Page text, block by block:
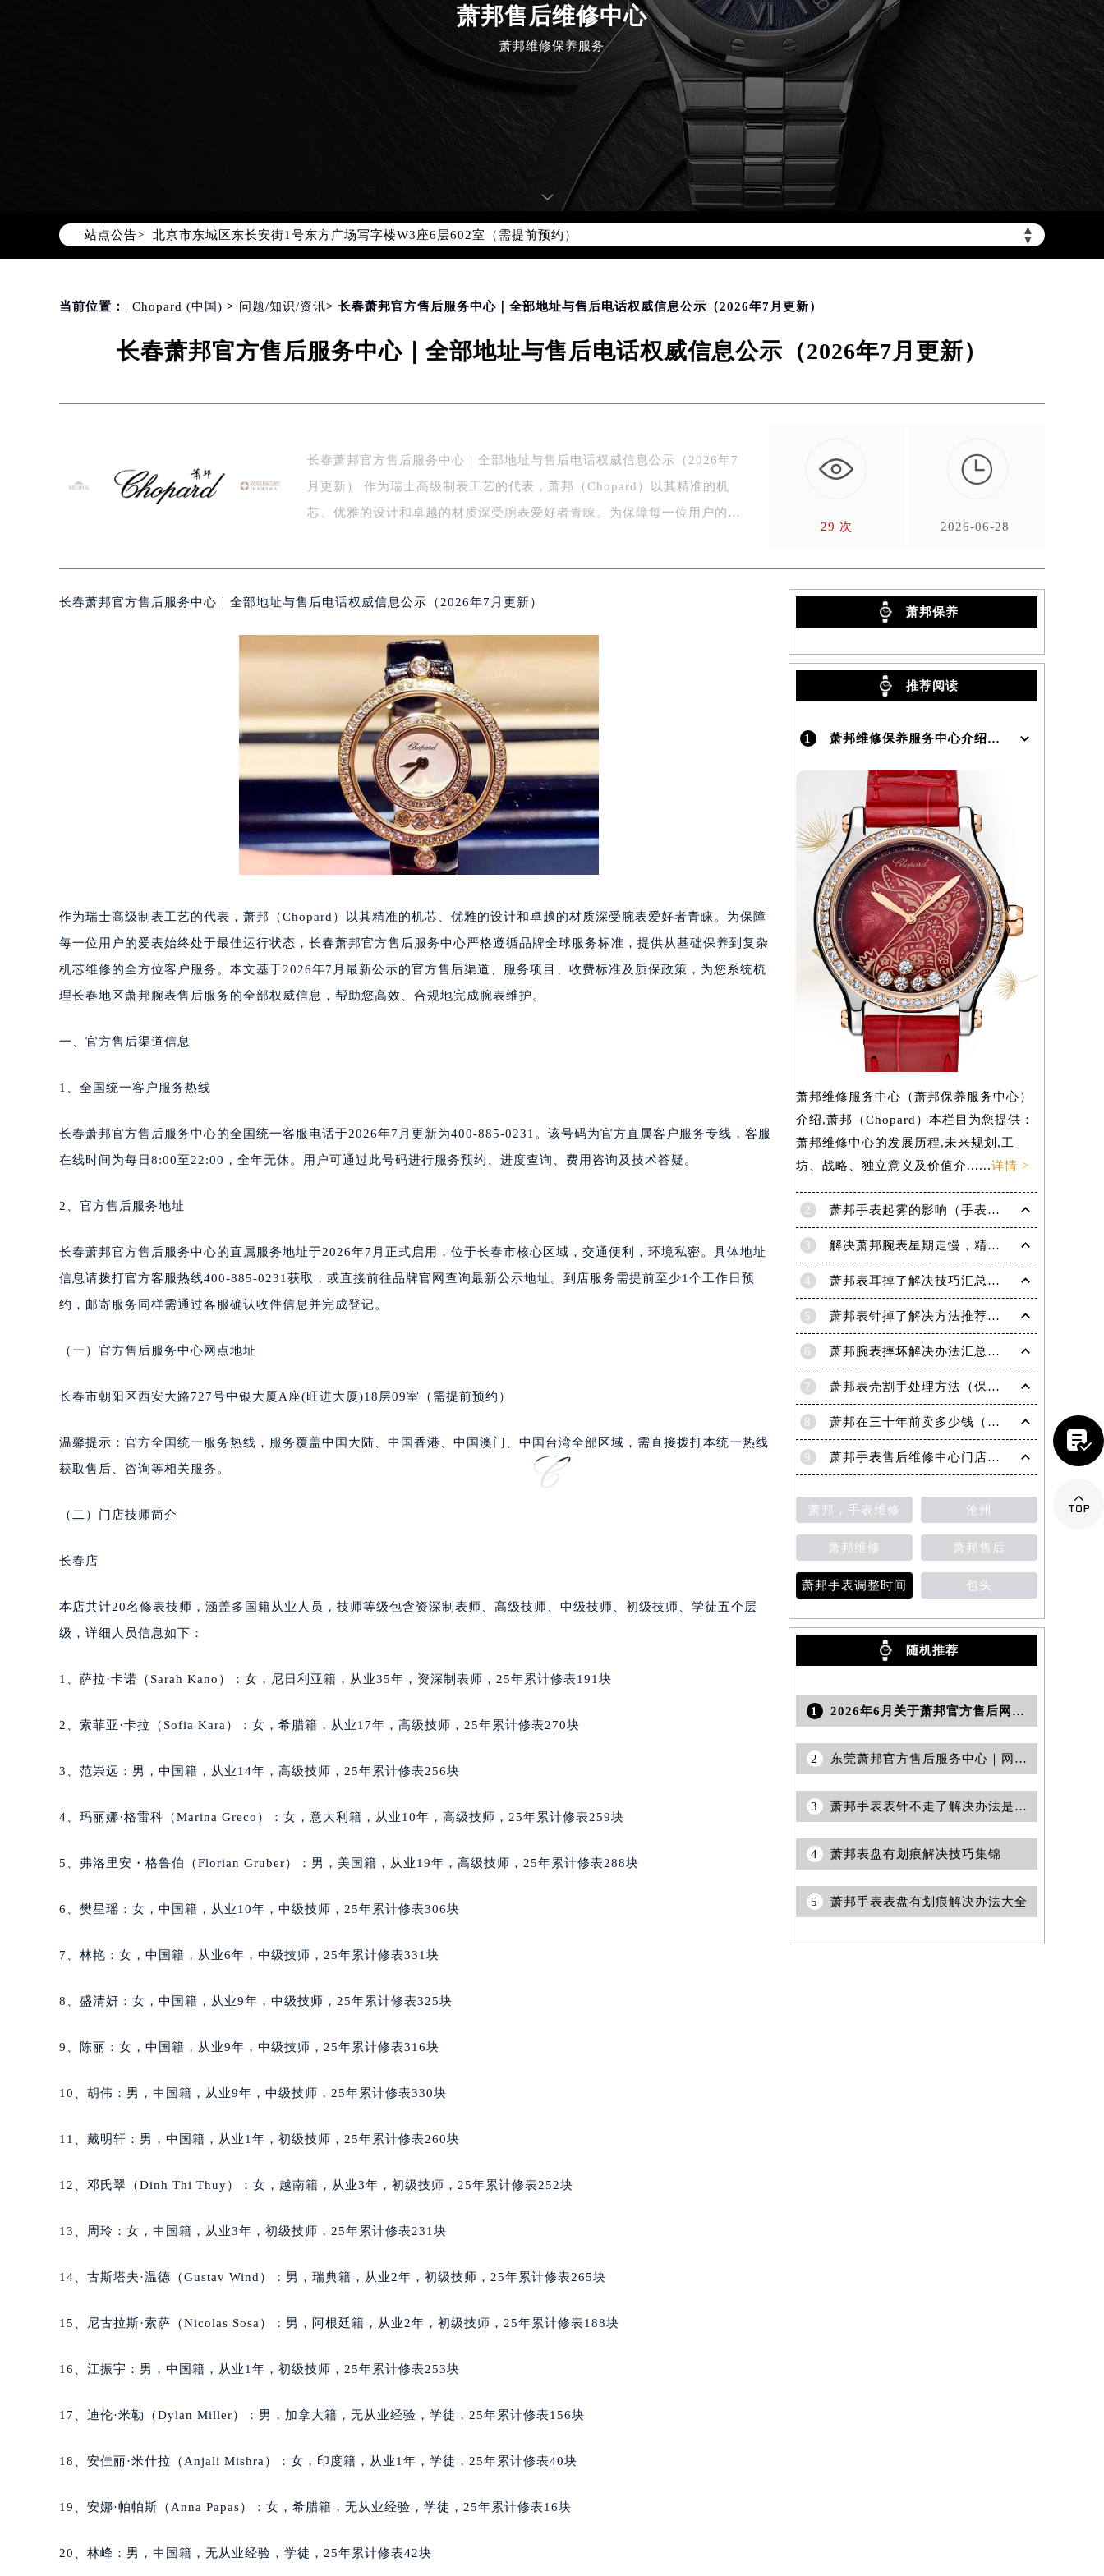
萧邦售后维修中心
萧邦维修保养服务
站点公告> ▲
▼
2026年8月萧邦全国官方售后客户服务热线：400-885-0231
萧邦官方全国统一服务热线400-885-0231，服务覆盖中国大陆、香港、澳门、台湾全部区域（非大陆需加拨“+86”）
北京市朝阳区建国门外大街甲6号华熙国际中心写字楼D座11层1102室（北京总部）（需提前预约）
北京市东城区东长安街1号东方广场写字楼W3座6层602室（需提前预约）
天津市和平区赤峰道136号天津国际金融中心写字楼26层2603室（需提前预约）
上海市黄浦区南京东路299号宏伊国际广场写字楼8层806室（需提前预约）
常州市新北区龙锦路1590号现代传媒中心写字楼5号楼10层1008室（需提前预约）
宁波市江北区大闸南路500号来福士广场办公楼20层2009室（需提前预约）
杭州市上城区钱江路1366号华润大厦写字楼A座5层503-5室（需提前预约）
金华市金东区东市南街777号金华万达广场写字楼4号楼22层2209室（需提前预约）
济南市历下区经十路11111号华润中心写字楼（万象城）15层1508室（需提前预约）
广州市越秀区环市东路371-375号世界贸易中心大厦南塔写字楼15层07室（需提前预约）
深圳市罗湖区深南东路5001号华润大厦写字楼17层1701室（需提前预约）
惠州市惠城区江北文昌一路7号华贸大厦写字楼1座30层05室（需提前预约）
厦门市思明区湖滨东路95号华润大厦写字楼B座11层1104室（需提前预约）
福州市鼓楼区五四路128-1号恒力城写字楼15层03室（需提前预约）
成都市锦江区人民东路6号SAC东原中心写字楼24层2406B室（需提前预约）
重庆市江北区观音桥步行街2号融恒时代广场写字楼9层902室（需提前预约）
长沙市芙蓉区定王台街道建湘路393号世茂环球金融中心写字楼（芙蓉广场）10层13室（需提前预约）
郑州市二七区铭功路10号华润大厦写字楼29层2905室（需提前预约）
太原市迎泽区解放路15号亨得利名表服务中心（品牌授权店）3层整层（需提前预约）
沈阳市沈河区中街路137号亨得利名表服务中心（品牌授权店）1层整层（需提前预约）
乌鲁木齐市天山区红山路26号时代广场（CCMALL）C座17层17-B（需提前预约）
温州市鹿城区锦绣路1067号置信广场10层1015室（需提前预约）
哈尔滨市道里区友谊西路600号富力中心T2座写字楼29层03室（需提前预约）
大连市中山区人民路15号国际金融大厦7层G室（需提前预约）
东莞市东城街道鸿福东路1号民盈国贸中心T1写字楼9层907室（需提前预约）
南通市崇川区工农路57号圆融广场写字楼16层1603室（需提前预约）
武汉市江汉区解放大道686号世界贸易大厦38层09室（需提前预约）
南宁市青秀区金湖路59号地王大厦12楼1224室（需提前预约）
泉州市丰泽区宝洲路729号浦西万达中心写字楼A座7楼709室（需提前预约）
烟台市芝罘区胜利路139号万达金融中心A座907室（需提前预约）
长春市朝阳区西安大路727号中银大厦A座(旺进大厦)18层09室（需提前预约）
昆明市盘龙区北京路928号同德昆明广场写字楼10层06室（需提前预约）
西安市碑林区南关正街88号华侨城长安国际中心E座6楼10室（需提前预约）
唐山市路南区新华东道100号万达广场写字楼A座10层1002室（需提前预约）
内蒙古自治区呼和浩特市玉泉区大学西街70号华润万象城写字楼（鄂尔多斯大厦）23层2326室（需提前预约）
甘肃省兰州市七里河区西津西路16号兰州中心写字楼21层2102室（需提前预约）
黑龙江省大庆市萨尔图区会战大街萧邦售后服务中心（需提前预约）
黑龙江省佳木斯市向阳区长安路萧邦售后服务中心（需提前预约）
黑龙江省牡丹江市东安区太平路萧邦售后服务中心（需提前预约）
黑龙江省齐齐哈尔市龙沙区龙华路萧邦售后服务中心（需提前预约）
黑龙江省绥化市北林区新华街与康庄路交叉口萧邦售后服务中心（需提前预约）
吉林省白城市洮北区明仁南街萧邦售后服务中心（需提前预约）
吉林省吉林市船营区河南街萧邦售后服务中心（需提前预约）
吉林省梅河口市新华街道梅河大街萧邦售后服务中心（需提前预约）
吉林省松原市宁江区五环大街萧邦售后服务中心（需提前预约）
吉林省延边市延吉市解放路萧邦售后服务中心（需提前预约）
辽宁省本溪市平山区胜利路萧邦售后服务中心（需提前预约）
辽宁省丹东市振兴区七经街萧邦售后服务中心（需提前预约）
辽宁省阜新市海州区解放大街萧邦售后服务中心（需提前预约）
辽宁省锦州市古塔区中央大街萧邦售后服务中心（需提前预约）
辽宁省盘锦市兴隆台区石油大街萧邦售后服务中心（需提前预约）
辽宁省营口市站前区市府路与渤海大街交叉口萧邦售后服务中心（需提前预约）
辽宁省沈阳市沈河区中街路83号亨得利名表维修授权店1楼萧邦售后服务中心（需提前预约）
北京市东城区东长安街1号王府井东方广场W3座6层602室萧邦售后服务中心（需提前预约）
内蒙古自治区阿拉善盟市左旗土尔扈特大街萧邦售后服务中心（需提前预约）
内蒙古自治区包头市青山区幸福路甲3号王府井百货名表维修萧邦售后服务中心（需提前预约）
内蒙古自治区鄂尔多斯市东胜区伊金霍洛街萧邦售后服务中心（需提前预约）
内蒙古自治区通辽市科尔沁区明仁大街萧邦售后服务中心（需提前预约）
内蒙古自治区乌兰察布市集宁区恩和大街萧邦售后服务中心（需提前预约）
当前位置： | Chopard (中国) > 问题/知识/资讯> 长春萧邦官方售后服务中心｜全部地址与售后电话权威信息公示（2026年7月更新）
长春萧邦官方售后服务中心｜全部地址与售后电话权威信息公示（2026年7月更新）
长春萧邦官方售后服务中心｜全部地址与售后电话权威信息公示（2026年7
月更新） 作为瑞士高级制表工艺的代表，萧邦（Chopard）以其精准的机
芯、优雅的设计和卓越的材质深受腕表爱好者青睐。为保障每一位用户的爱
29 次

2026-06-28
长春萧邦官方售后服务中心｜全部地址与售后电话权威信息公示（2026年7月更新）
作为瑞士高级制表工艺的代表，萧邦（Chopard）以其精准的机芯、优雅的设计和卓越的材质深受腕表爱好者青睐。为保障
每一位用户的爱表始终处于最佳运行状态，长春萧邦官方售后服务中心严格遵循品牌全球服务标准，提供从基础保养到复杂
机芯维修的全方位客户服务。本文基于2026年7月最新公示的官方售后渠道、服务项目、收费标准及质保政策，为您系统梳
理长春地区萧邦腕表售后服务的全部权威信息，帮助您高效、合规地完成腕表维护。
一、官方售后渠道信息
1、全国统一客户服务热线
长春萧邦官方售后服务中心的全国统一客服电话于2026年7月更新为400-885-0231。该号码为官方直属客户服务专线，客服
在线时间为每日8:00至22:00，全年无休。用户可通过此号码进行服务预约、进度查询、费用咨询及技术答疑。
2、官方售后服务地址
长春萧邦官方售后服务中心的直属服务地址于2026年7月正式启用，位于长春市核心区域，交通便利，环境私密。具体地址
信息请拨打官方客服热线400-885-0231获取，或直接前往品牌官网查询最新公示地址。到店服务需提前至少1个工作日预
约，邮寄服务同样需通过客服确认收件信息并完成登记。
（一）官方售后服务中心网点地址
长春市朝阳区西安大路727号中银大厦A座(旺进大厦)18层09室（需提前预约）
温馨提示：官方全国统一服务热线，服务覆盖中国大陆、中国香港、中国澳门、中国台湾全部区域，需直接拨打本统一热线
获取售后、咨询等相关服务。
（二）门店技师简介
长春店
本店共计20名修表技师，涵盖多国籍从业人员，技师等级包含资深制表师、高级技师、中级技师、初级技师、学徒五个层
级，详细人员信息如下：
1、萨拉·卡诺（Sarah Kano）：女，尼日利亚籍，从业35年，资深制表师，25年累计修表191块
2、索菲亚·卡拉（Sofia Kara）：女，希腊籍，从业17年，高级技师，25年累计修表270块
3、范崇远：男，中国籍，从业14年，高级技师，25年累计修表256块
4、玛丽娜·格雷科（Marina Greco）：女，意大利籍，从业10年，高级技师，25年累计修表259块
5、弗洛里安・格鲁伯（Florian Gruber）：男，美国籍，从业19年，高级技师，25年累计修表288块
6、樊星瑶：女，中国籍，从业10年，中级技师，25年累计修表306块
7、林艳：女，中国籍，从业6年，中级技师，25年累计修表331块
8、盛清妍：女，中国籍，从业9年，中级技师，25年累计修表325块
9、陈丽：女，中国籍，从业9年，中级技师，25年累计修表316块
10、胡伟：男，中国籍，从业9年，中级技师，25年累计修表330块
11、戴明轩：男，中国籍，从业1年，初级技师，25年累计修表260块
12、邓氏翠（Dinh Thi Thuy）：女，越南籍，从业3年，初级技师，25年累计修表252块
13、周玲：女，中国籍，从业3年，初级技师，25年累计修表231块
14、古斯塔夫·温德（Gustav Wind）：男，瑞典籍，从业2年，初级技师，25年累计修表265块
15、尼古拉斯·索萨（Nicolas Sosa）：男，阿根廷籍，从业2年，初级技师，25年累计修表188块
16、江振宇：男，中国籍，从业1年，初级技师，25年累计修表253块
17、迪伦·米勒（Dylan Miller）：男，加拿大籍，无从业经验，学徒，25年累计修表156块
18、安佳丽·米什拉（Anjali Mishra）：女，印度籍，从业1年，学徒，25年累计修表40块
19、安娜·帕帕斯（Anna Papas）：女，希腊籍，无从业经验，学徒，25年累计修表16块
20、林峰：男，中国籍，无从业经验，学徒，25年累计修表42块
萧邦保养
推荐阅读
1 萧邦维修保养服务中心介绍 | Chopard
萧邦维修服务中心（萧邦保养服务中心）
介绍,萧邦（Chopard）本栏目为您提供：
萧邦维修中心的发展历程,未来规划,工
坊、战略、独立意义及价值介......详情 >
2 萧邦手表起雾的影响（手表起雾维护建议）
3 解决萧邦腕表星期走慢，精准调校秘籍在这里
4 萧邦表耳掉了解决技巧汇总（轻松修复爱表的小妙招）
5 萧邦表针掉了解决方法推荐（轻松修复你的爱表）
6 萧邦腕表摔坏解决办法汇总（专业修复与日常保养技巧）
7 萧邦表壳割手处理方法（保养与修复技巧指南）
8 萧邦在三十年前卖多少钱（名表价格变迁的历史洞察）
9 萧邦手表售后维修中心门店地址
萧邦，手表维修 沧州
萧邦维修 萧邦售后
萧邦手表调整时间 包头
随机推荐
1 2026年6月关于萧邦官方售后网点迁移及新开网点的通知
2 东莞萧邦官方售后服务中心｜网点地址与电话权威信息公示（2026年6月最新）
3 萧邦手表表针不走了解决办法是什么
4 萧邦表盘有划痕解决技巧集锦
5 萧邦手表表盘有划痕解决办法大全

